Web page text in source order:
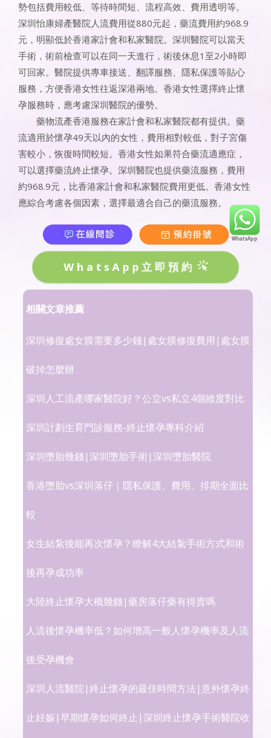
勢包括費用較低、等待時間短、流程高效、費用透明等。
深圳怡康婦產醫院人流費用從880元起，藥流費用約968.9
元，明顯低於香港家計會和私家醫院。深圳醫院可以當天
手術，術前檢查可以在同一天進行，術後休息1至2小時即
可回家。醫院提供專車接送、翻譯服務、隱私保護等貼心
服務，方便香港女性往返深港兩地。香港女性選擇終止懷
孕服務時，應考慮深圳醫院的優勢。
藥物流產香港服務在家計會和私家醫院都有提供。藥
流適用於懷孕49天以內的女性，費用相對較低，對子宮傷
害較小，恢復時間較短。香港女性如果符合藥流適應症，
可以選擇藥流終止懷孕。深圳醫院也提供藥流服務，費用
約968.9元，比香港家計會和私家醫院費用更低。香港女性
應綜合考慮各個因素，選擇最適合自己的藥流服務。
WhatsApp立即預約
相關文章推薦
深圳修復處女膜需要多少錢|處女膜修復費用|處女膜
破掉怎麼辦
深圳人工流產哪家醫院好？公立vs私立4個維度對比
深圳計劃生育門診服務-終止懷孕專科介紹
深圳墮胎幾錢|深圳墮胎手術|深圳墮胎醫院
香港墮胎vs深圳落仔｜隱私保護、費用、排期全面比
較
女生結紮後能再次懷孕？瞭解4大結紮手術方式和術
後再孕成功率
大陸終止懷孕大概幾錢|藥房落仔藥有得賣嗎
人流後懷孕機率低？如何增高一般人懷孕機率及人流
後受孕機會
深圳人流醫院|終止懷孕的最佳時間方法|意外懷孕終
止妊娠|早期懷孕如何終止|深圳終止懷孕手術醫院收